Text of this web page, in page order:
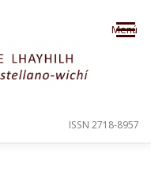
Menú
ISSN 2718-8957